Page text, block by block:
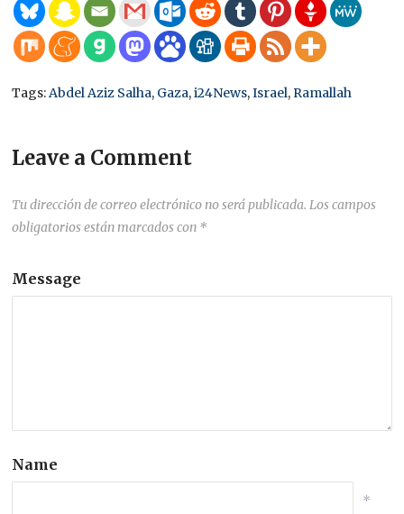
Tags:Abdel Aziz Salha, Gaza,i24News,Israel,Ramallah
Leave a Comment
Tu dirección de correo electrónico no será publicada. Los campos
obligatorios están marcados con *
Message
Name
*